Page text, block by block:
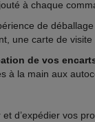
à chaque
de
une carte de
de vos
à la main aux
d’expédier vos